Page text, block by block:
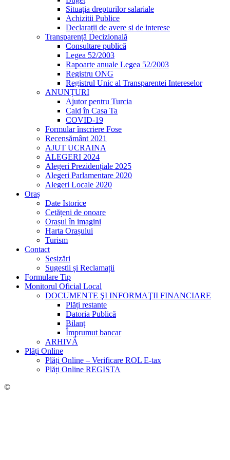
Situația drepturilor salariale
Achizitii Publice
Declarații de avere si de interese
Transparență Decizională
Consultare publică
Legea 52/2003
Rapoarte anuale Legea 52/2003
Registru ONG
Registrul Unic al Transparentei Intereselor
ANUNȚURI
Ajutor pentru Turcia
Cald în Casa Ta
COVID-19
Formular înscriere Fose
Recensământ 2021
AJUT UCRAINA
ALEGERI 2024
Alegeri Prezidențiale 2025
Alegeri Parlamentare 2020
Alegeri Locale 2020
Oraș
Date Istorice
Cetățeni de onoare
Orașul în imagini
Harta Orașului
Turism
Contact
Sesizări
Sugestii și Reclamații
Formulare Tip
Monitorul Oficial Local
DOCUMENTE ŞI INFORMAŢII FINANCIARE
Plăți restante
Datoria Publică
Bilanț
Împrumut bancar
ARHIVĂ
Plăți Online
Plăți Online – Verificare ROL E-tax
Plăți Online REGISTA
©